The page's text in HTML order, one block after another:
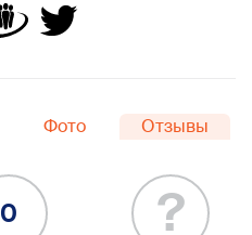
Фото Отзывы
0 ?